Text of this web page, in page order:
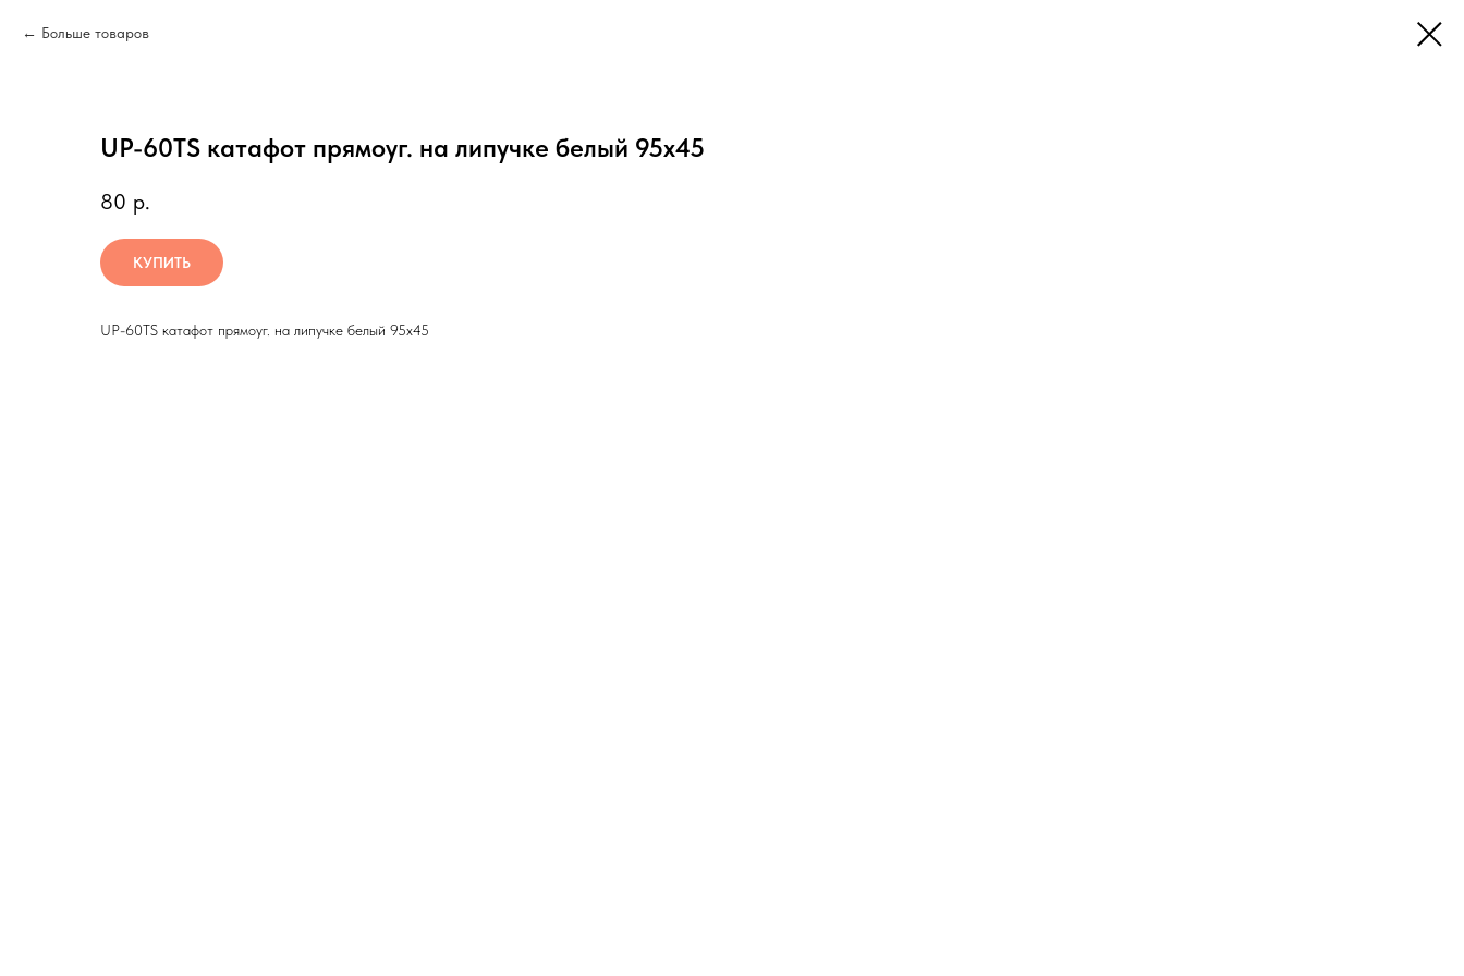
Больше товаров
UР-60ТS катафот прямоуг. на липучке белый 95х45
80 р.
КУПИТЬ
UР-60ТS катафот прямоуг. на липучке белый 95х45